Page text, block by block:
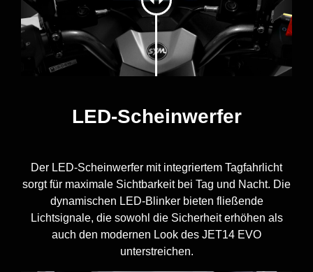
LED-Scheinwerfer
Der LED-Scheinwerfer mit integriertem Tagfahrlicht
sorgt für maximale Sichtbarkeit bei Tag und Nacht. Die
dynamischen LED-Blinker bieten fließende
Lichtsignale, die sowohl die Sicherheit erhöhen als
auch den modernen Look des JET14 EVO
unterstreichen.